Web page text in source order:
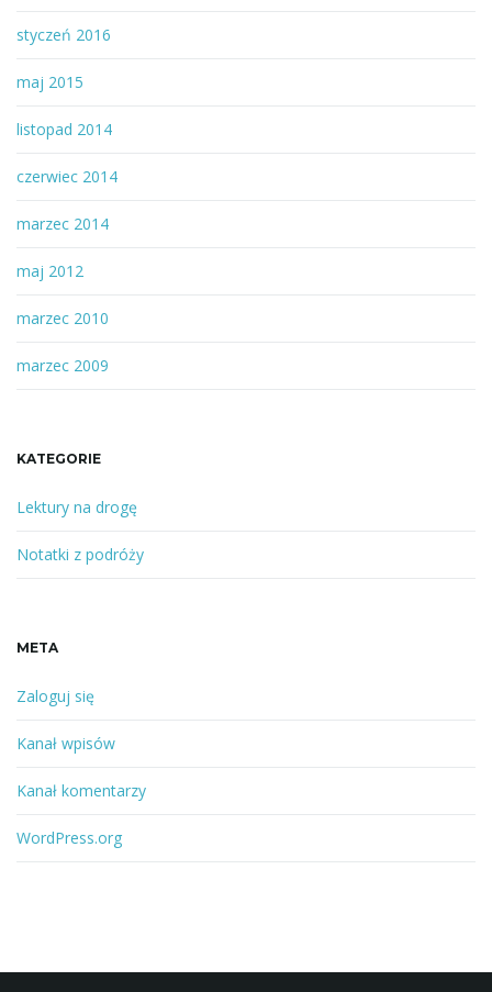
styczeń 2016
maj 2015
listopad 2014
czerwiec 2014
marzec 2014
maj 2012
marzec 2010
marzec 2009
KATEGORIE
Lektury na drogę
Notatki z podróży
META
Zaloguj się
Kanał wpisów
Kanał komentarzy
WordPress.org